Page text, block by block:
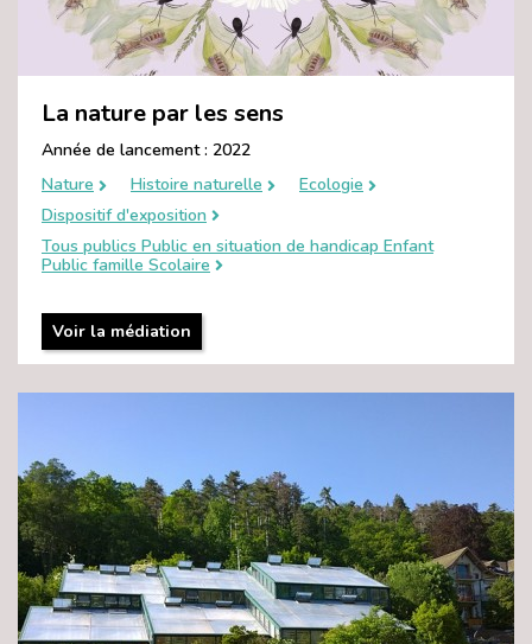
La nature par les sens
Année de lancement : 2022
Nature
Histoire naturelle
Ecologie
Dispositif d'exposition
Tous publics Public en situation de handicap Enfant
Public famille Scolaire
Voir la médiation